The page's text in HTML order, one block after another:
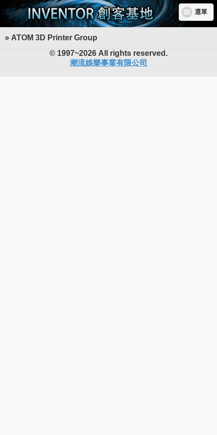
選單
» ATOM 3D Printer Group
INVENTOR 創客基地
© 1997~2026 All rights reserved.
潮流娛樂事業有限公司